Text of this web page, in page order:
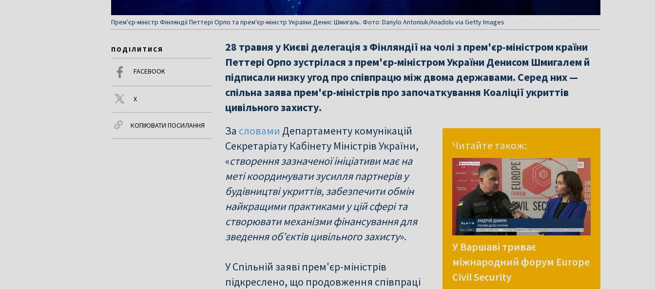
Прем'єр-міністр Фінляндії Петтері Орпо та прем'єр-міністр України Денис Шмигаль. Фото: Danylo Antoniuk/Anadolu via Getty Images
ПОДІЛИТИСЯ
FACEBOOK
X
КОПІЮВАТИ ПОСИЛАННЯ
28 травня у Києві делегація з Фінляндії на чолі з прем'єр-міністром країни
Петтері Орпо зустрілася з прем'єр-міністром України Денисом Шмигалем й
підписали низку угод про співпрацю між двома державами. Серед них —
спільна заява прем'єр-міністрів про започаткування Коаліції укриттів
цивільного захисту.
Читайте також:
У Варшаві триває
міжнародний форум Europe
Civil Security
За словами Департаменту комунікацій
Секретаріату Кабінету Міністрів України,
«створення зазначеної ініціативи має на
меті координувати зусилля партнерів у
будівництві укриттів, забезпечити обмін
найкращими практиками у цій сфері та
створювати механізми фінансування для
зведення об’єктів цивільного захисту».
У Спільній заяві прем'єр-міністрів
підкреслено, що продовження співпраці